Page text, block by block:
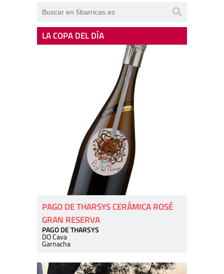
LA COPA DEL DÍA
PAGO DE THARSYS CERÁMICA ROSÉ
GRAN RESERVA
PAGO DE THARSYS
DO Cava
Garnacha